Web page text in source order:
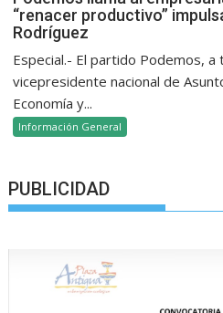
“renacer productivo”
Rodríguez
Especial.- El partido Podemos, a
vicepresidente nacional de
Economía y...
Información General
PUBLICIDAD